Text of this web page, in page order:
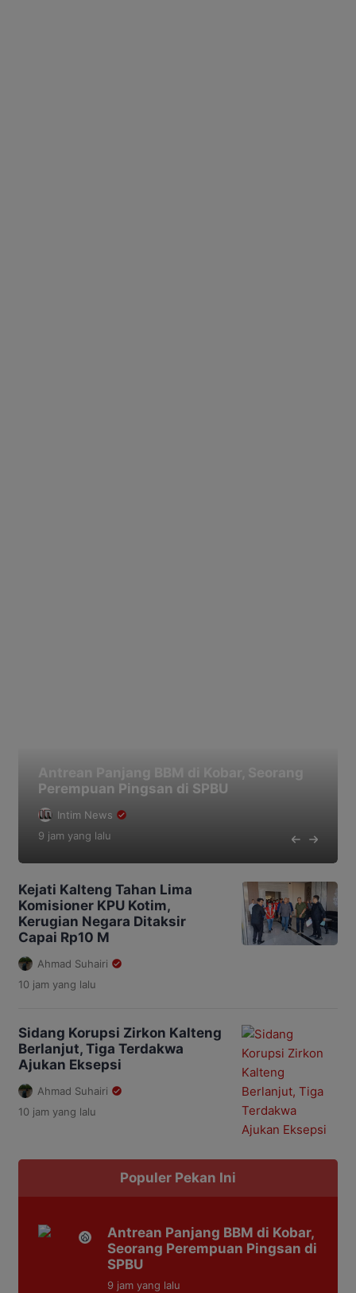
Antrean Panjang BBM di Kobar, Seorang
Perempuan Pingsan di SPBU
Intim News
9 jam yang lalu
Kejati Kalteng Tahan Lima
Komisioner KPU Kotim,
Kerugian Negara Ditaksir
Capai Rp10 M
Ahmad Suhairi
10 jam yang lalu
Sidang Korupsi Zirkon Kalteng
Berlanjut, Tiga Terdakwa
Ajukan Eksepsi
Ahmad Suhairi
10 jam yang lalu
Populer Pekan Ini
Antrean Panjang BBM di Kobar,
Seorang Perempuan Pingsan di
SPBU
9 jam yang lalu